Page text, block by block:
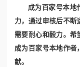
成为百家号本地
力，通过审核后不断
需要耐心和毅力。希
成为百家号本地作者
献。